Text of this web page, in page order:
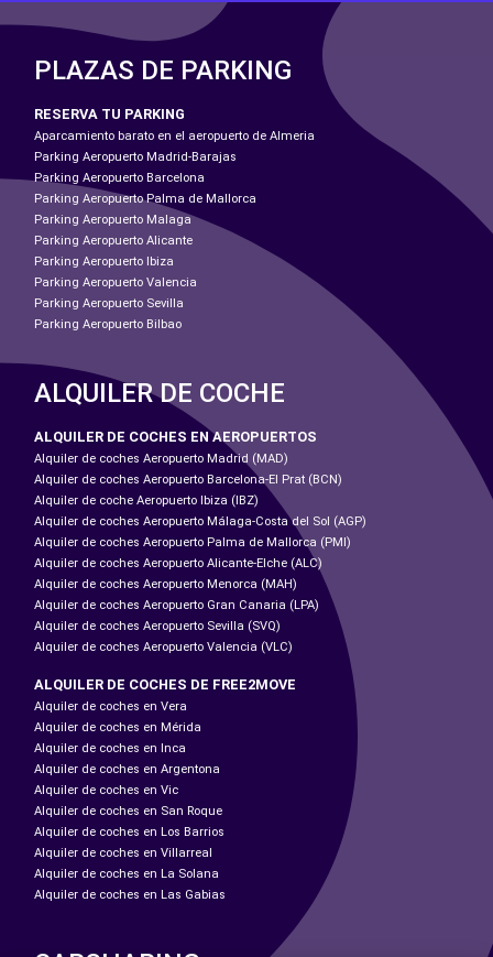
PLAZAS DE PARKING
RESERVA TU PARKING
Aparcamiento barato en el aeropuerto de Almeria
Parking Aeropuerto Madrid-Barajas
Parking Aeropuerto Barcelona
Parking Aeropuerto Palma de Mallorca
Parking Aeropuerto Malaga
Parking Aeropuerto Alicante
Parking Aeropuerto Ibiza
Parking Aeropuerto Valencia
Parking Aeropuerto Sevilla
Parking Aeropuerto Bilbao
ALQUILER DE COCHE
ALQUILER DE COCHES EN AEROPUERTOS
Alquiler de coches Aeropuerto Madrid (MAD)
Alquiler de coches Aeropuerto Barcelona-El Prat (BCN)
Alquiler de coche Aeropuerto Ibiza (IBZ)
Alquiler de coches Aeropuerto Málaga-Costa del Sol (AGP)
Alquiler de coches Aeropuerto Palma de Mallorca (PMI)
Alquiler de coches Aeropuerto Alicante-Elche (ALC)
Alquiler de coches Aeropuerto Menorca (MAH)
Alquiler de coches Aeropuerto Gran Canaria (LPA)
Alquiler de coches Aeropuerto Sevilla (SVQ)
Alquiler de coches Aeropuerto Valencia (VLC)
ALQUILER DE COCHES DE FREE2MOVE
Alquiler de coches en Vera
Alquiler de coches en Mérida
Alquiler de coches en Inca
Alquiler de coches en Argentona
Alquiler de coches en Vic
Alquiler de coches en San Roque
Alquiler de coches en Los Barrios
Alquiler de coches en Villarreal
Alquiler de coches en La Solana
Alquiler de coches en Las Gabias